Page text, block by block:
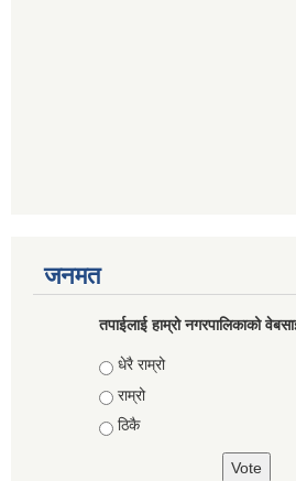
जनमत
तपाईलाई हाम्रो नगरपालिकाको
Choices
धेरै राम्रो
राम्रो
ठिकै